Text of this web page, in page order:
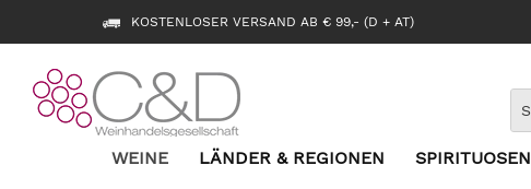
KOSTENLOSER VERSAND AB € 99,- (D + AT)
WEINE LÄNDER & REGIONEN SPIRITUOSEN